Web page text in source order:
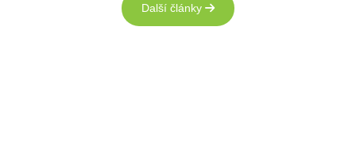
Další články